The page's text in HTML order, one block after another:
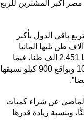
13، فيما كانت مصر اكبر المشترين للربع
باقي الدول بأكبر
حيازة للذهب في العالم وبواقع 8.133 آلاف طن تليها المانيا
3.355 آلاف طن، ومن ثم جاءت إيطاليا 2.451 الف طنا، فيما
تذيلت جمهورية لاو الشعبية بالمرتبة 100 وبواقع 900 كيلو تسبقها
في 27 حزيران الماضي عن شراء كميات
الذهب بما يقرب من (34) طنًّا، وبنسبة زيادة قدرها